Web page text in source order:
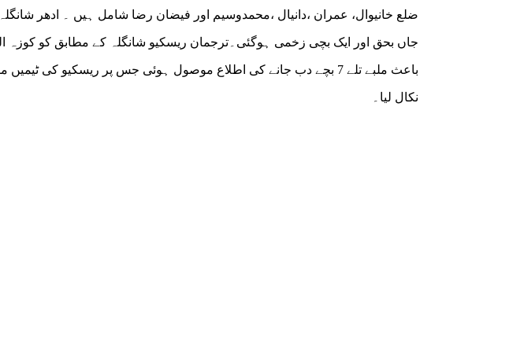
جاں بحق اور ایک بچی زخمی ہوگئی۔ترجمان ریسکیو شانگلہ کے مطابق کو کوزہ
باعث ملبے تلے 7 بچے دب جانے کی اطلاع موصول ہوئی جس پر ریسکیو کی
نکال لیا۔